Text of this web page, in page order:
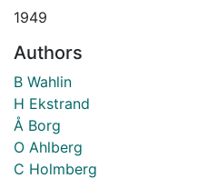
1949
Authors
B Wahlin
H Ekstrand
Å Borg
O Ahlberg
C Holmberg